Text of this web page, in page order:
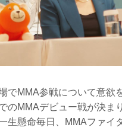
でMMA参戦について意欲
のMMAデビュー戦が決ま
生懸命毎日、MMAファイ